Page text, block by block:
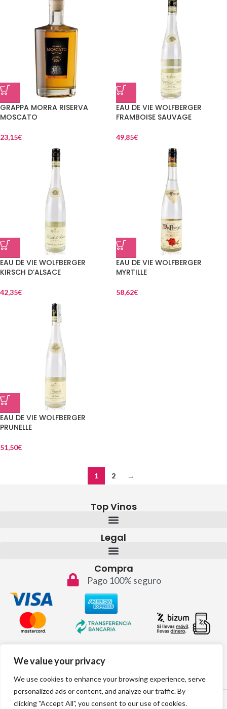
We value your privacy
We use cookies to enhance your browsing experience, serve
personalized ads or content, and analyze our traffic. By
clicking "Accept All", you consent to our use of cookies.
GRAPPA MORRA RISERVA
MOSCATO
23,15€
EAU DE VIE WOLFBERGER
FRAMBOISE SAUVAGE
49,85€
EAU DE VIE WOLFBERGER
KIRSCH D’ALSACE
42,35€
EAU DE VIE WOLFBERGER
MYRTILLE
58,62€
EAU DE VIE WOLFBERGER
PRUNELLE
51,50€
1 2 →
Top Vinos
Legal
Compra
Pago 100% seguro
info@topvinos.com
2024 © Todos los derechos reservados